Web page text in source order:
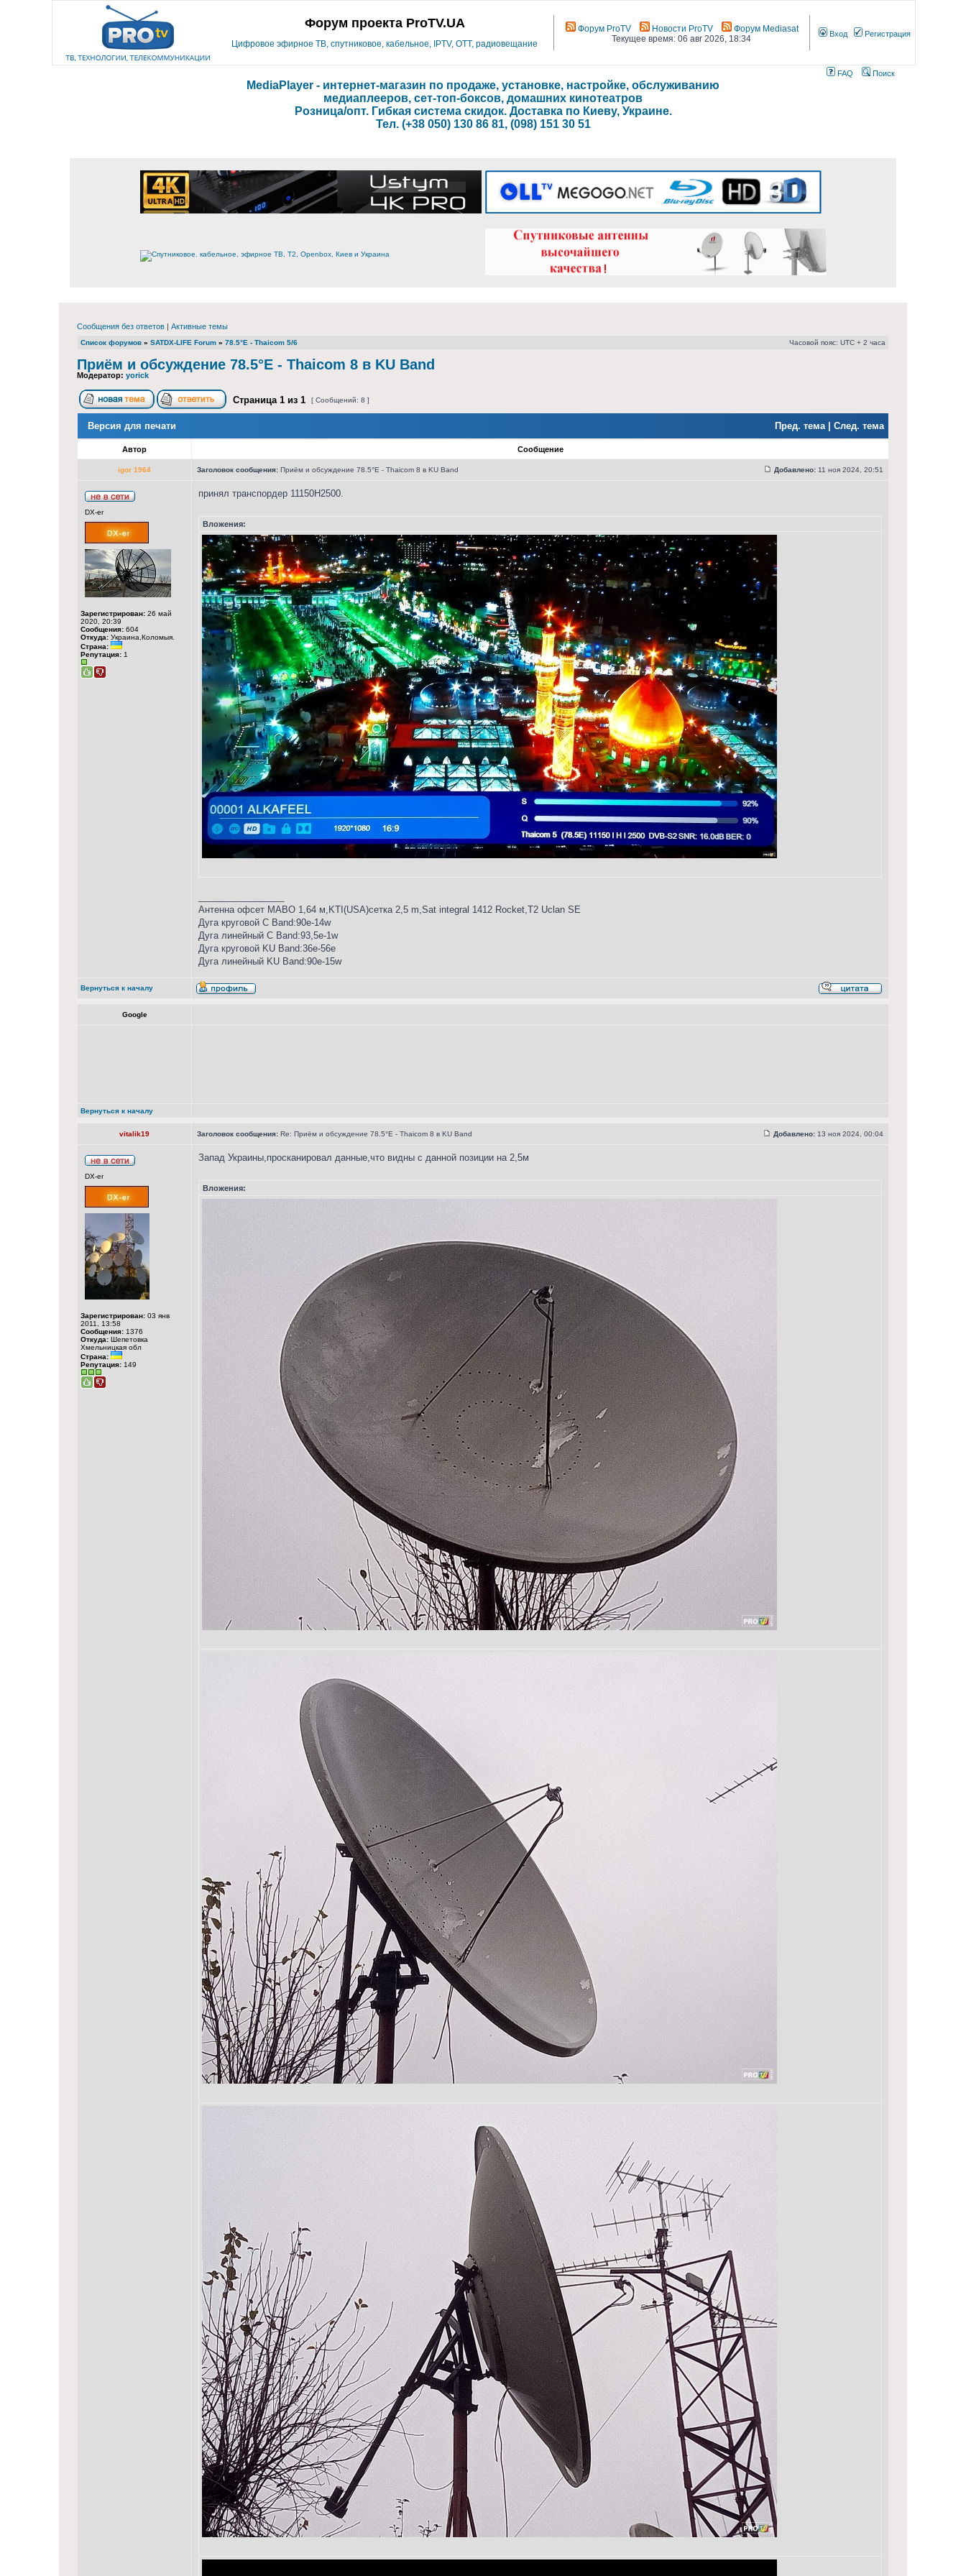
Форум проекта ProTV.UA
Цифровое эфирное ТВ, спутниковое, кабельное, IPTV, OTT, радиовещание
Форум ProTV Новости ProTV
Форум Mediasat
Текущее время: 06 авг 2026, 18:34
Вход Регистрация
FAQ Поиск
MediaPlayer - интернет-магазин по продаже, установке, настройке, обслуживанию
медиаплееров, сет-топ-боксов, домашних кинотеатров
Розница/опт. Гибкая система скидок. Доставка по Киеву, Украине.
Тел. (+38 050) 130 86 81, (098) 151 30 51
Сообщения без ответов | Активные темы
Список форумов » SATDX-LIFE Forum » 78.5°E - Thaicom 5/6 Часовой пояс: UTC + 2 часа
Приём и обсуждение 78.5°E - Thaicom 8 в KU Band
Модератор: yorick
Страница 1 из 1 [ Сообщений: 8 ]
Версия для печати Пред. тема| След. тема
Автор Сообщение
igor 1964 Заголовок сообщения: Приём и обсуждение 78.5°E - Thaicom 8 в KU Band Добавлено: 11 ноя 2024, 20:51
DX-er
Зарегистрирован: 26 май
2020, 20:39
Сообщения: 604
Откуда: Украина,Коломыя.
Страна:
Репутация: 1
принял транспордер 11150Н2500.
Вложения:
Антенна офсет MABO 1,64 м,KTI(USA)сетка 2,5 m,Sat integral 1412 Rocket,T2 Uclan SE
Дуга круговой С Band:90е-14w
Дуга линейный С Band:93,5е-1w
Дуга круговой KU Band:36е-56e
Дуга линейный KU Band:90е-15w
Вернуться к началу
Google
Вернуться к началу
vitalik19 Заголовок сообщения: Re: Приём и обсуждение 78.5°E - Thaicom 8 в KU Band Добавлено: 13 ноя 2024, 00:04
DX-er
Зарегистрирован: 03 янв
2011, 13:58
Сообщения: 1376
Откуда: Шепетовка
Хмельницкая обл
Страна:
Репутация: 149
Запад Украины,просканировал данные,что видны с данной позиции на 2,5м
Вложения: